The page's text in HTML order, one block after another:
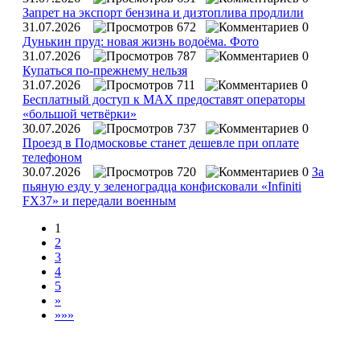
Запрет на экспорт бензина и дизтоплива продлили
31.07.2026
672
0
Дунькин пруд: новая жизнь водоёма. Фото
31.07.2026
787
0
Купаться по‑прежнему нельзя
31.07.2026
711
0
Бесплатный доступ к MAX предоставят операторы
«большой четвёрки»
30.07.2026
737
0
Проезд в Подмосковье станет дешевле при оплате
телефоном
30.07.2026
720 0 За
пьяную езду у зеленоградца конфисковали «Infiniti
FX37» и передали военным
1
2
3
4
5
»
»»»